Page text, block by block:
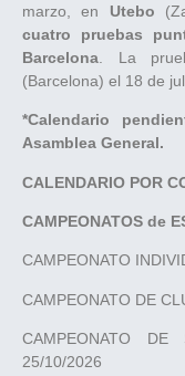
marzo, en Utebo
cuatro pruebas
Barcelona . La
(Barcelona) el 18 de
*Calendario
Asamblea General.
CALENDARIO POR
CAMPEONATOS de
CAMPEONATO
CAMPEONATO DE
CAMPEONATO
25/10/2026